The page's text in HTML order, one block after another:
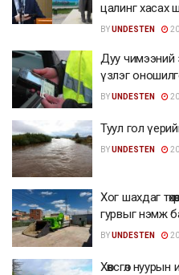
цалинг хасах
BYUNDESTEN
Дуу чимээний
үзлэг
BYUNDESTEN
Туул гол
BYUNDESTEN
Хог шахдаг
гурвыг нэмж
BYUNDESTEN
Хөвсгөл